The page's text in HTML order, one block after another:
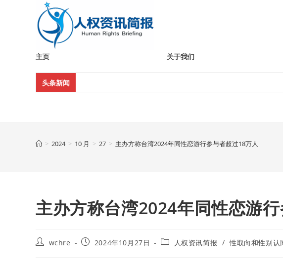
主页 关于我们
头条新闻
> 2024 > 10 月 > 27 > 主办方称台湾2024年同性恋游行参与者超过18万人
主办方称台湾2024年同性恋游
Postwchre
Post2024年10月27日
Post 人权资讯简报 / 性取向和性别认